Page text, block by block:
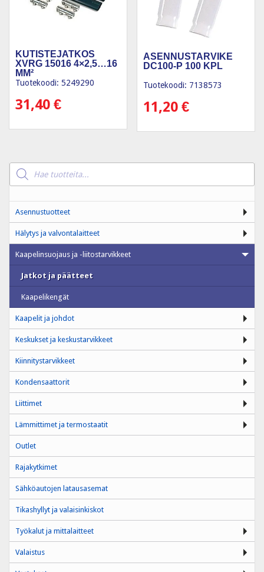
KUTISTEJATKOS
XVRG 15016 4×2,5…16
MM²
Tuotekoodi: 5249290
31,40 €
ASENNUSTARVIKE
DC100-P 100 KPL
Tuotekoodi: 7138573
11,20€
Products
search
Asennustuotteet
Hälytys ja valvontalaitteet
Kaapelinsuojaus ja -liitostarvikkeet
Jatkot ja päätteet
Kaapelikengät
Kaapelit ja johdot
Keskukset ja keskustarvikkeet
Kiinnitystarvikkeet
Kondensaattorit
Liittimet
Lämmittimet ja termostaatit
Outlet
Rajakytkimet
Sähköautojen latausasemat
Tikashyllyt ja valaisinkiskot
Työkalut ja mittalaitteet
Valaistus